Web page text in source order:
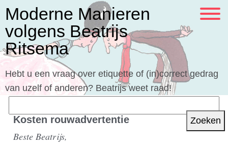
Moderne Manieren
volgens Beatrijs
Ritsema
Hebt u een vraag over etiquette of (in)correct gedrag
van uzelf of anderen? Beatrijs weet raad!
naar:Kosten rouwadvertentie
Beste Beatrijs,